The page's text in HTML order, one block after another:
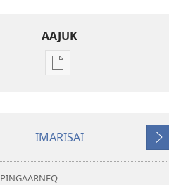
AAJUK
Atuagassanik
ALAPERNAARSUIFFIK
IMARISAI
Tullia